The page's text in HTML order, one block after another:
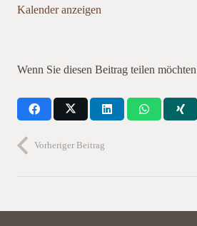
Kalender anzeigen
Wenn Sie diesen Beitrag teilen möchten
Vorheriger Beitrag